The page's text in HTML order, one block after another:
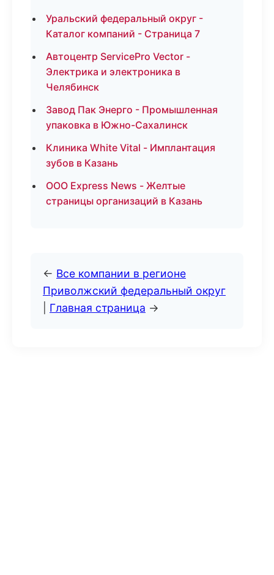
Уральский федеральный округ -
Каталог компаний - Страница 7
Автоцентр ServicePro Vector -
Электрика и электроника в
Челябинск
Завод Пак Энерго - Промышленная
упаковка в Южно-Сахалинск
Клиника White Vital - Имплантация
зубов в Казань
ООО Express News - Желтые
страницы организаций в Казань
← Все компании в регионе
Приволжский федеральный округ
Главная страница →